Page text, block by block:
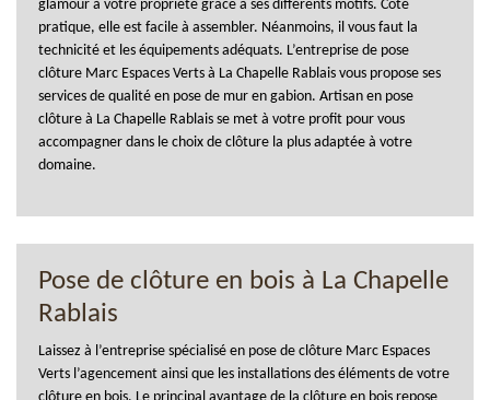
glamour à votre propriété grâce à ses différents motifs. Côté
pratique, elle est facile à assembler. Néanmoins, il vous faut la
technicité et les équipements adéquats. L’entreprise de pose
clôture Marc Espaces Verts à La Chapelle Rablais vous propose ses
services de qualité en pose de mur en gabion. Artisan en pose
clôture à La Chapelle Rablais se met à votre profit pour vous
accompagner dans le choix de clôture la plus adaptée à votre
domaine.
Pose de clôture en bois à La Chapelle
Rablais
Laissez à l’entreprise spécialisé en pose de clôture Marc Espaces
Verts l’agencement ainsi que les installations des éléments de votre